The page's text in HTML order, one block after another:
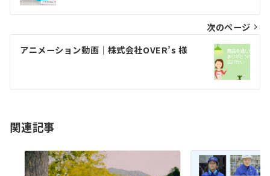
ナ
ビ
ゲ
シ
ン
次のページ
アニメーション動画｜株式会社OVER’s 様
関連記事